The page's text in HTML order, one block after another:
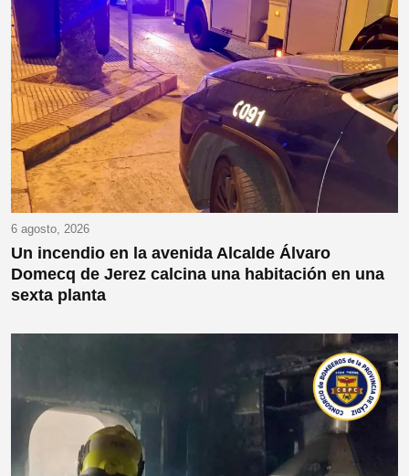
6 agosto, 2026
Un incendio en la avenida Alcalde Álvaro
Domecq de Jerez calcina una habitación en una
sexta planta